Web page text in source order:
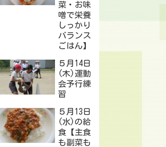
菜・お味
噌で栄養
しっかり
バランス
ごはん】
５月14日
(木)運動
会予行練
習
５月13日
(水)の給
食【主食
も副菜も